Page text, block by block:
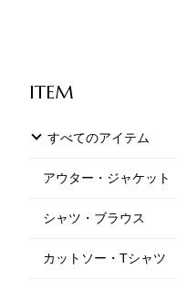
ITEM
すべてのアイテム
アウター・ジャケット
シャツ・ブラウス
カットソー・Tシャツ